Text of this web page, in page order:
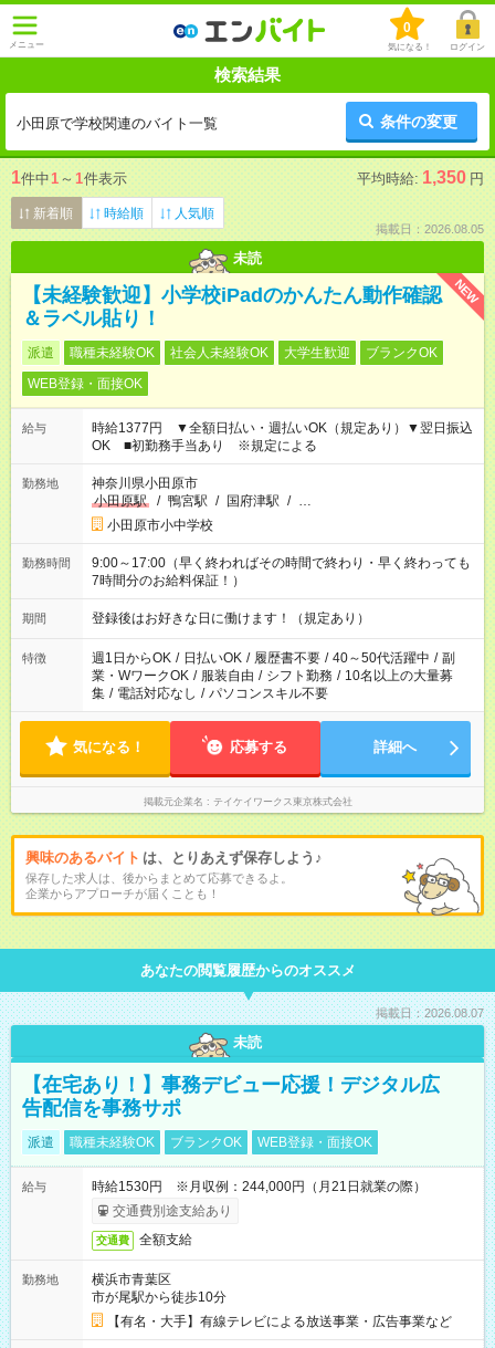
メニュー
0
気になる！ ログイン
検索結果
小田原で学校関連のバイト一覧 条件の変更
1件中1 ～ 1件表示 平均時給: 1,350 円
新着順 時給順 人気順
掲載日：2026.08.05
未読
NEW
【未経験歓迎】小学校iPadのかんたん動作確認
＆ラベル貼り！
派遣 職種未経験OK 社会人未経験OK 大学生歓迎
ブランクOK
WEB登録・面接OK
給与
時給1377円 ▼全額日払い・週払いOK（規定あり）▼翌日振込
OK ■初勤務手当あり ※規定による
勤務地
神奈川県小田原市
小田原駅
/ 鴨宮駅 / 国府津駅 / …
小田原市小中学校
勤務時間
9:00～17:00（早く終わればその時間で終わり・早く終わっても
7時間分のお給料保証！）
期間 登録後はお好きな日に働けます！（規定あり）
特徴 週1日からOK / 日払いOK / 履歴書不要 / 40～50代活躍中 / 副
業・WワークOK / 服装自由 / シフト勤務 / 10名以上の大量募
集 / 電話対応なし / パソコンスキル不要
気になる！ 応募する 詳細へ
掲載元企業名 テイケイワークス東京株式会社
興味のあるバイト は、とりあえず保存しよう♪
保存した求人は、後からまとめて応募できるよ。
企業からアプローチが届くことも！
あなたの閲覧履歴からのオススメ
掲載日：2026.08.07
未読
【在宅あり！】事務デビュー応援！デジタル広
告配信を事務サポ
派遣 職種未経験OK ブランクOK WEB登録・面接OK
給与
時給1530円 ※月収例：244,000円（月21日就業の際）
交通費別途支給あり
交通費 全額支給
勤務地
横浜市青葉区
市が尾駅から徒歩10分
【有名・大手】有線テレビによる放送事業・広告事業など